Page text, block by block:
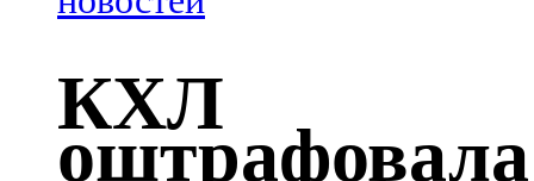
106,6 FM
Кадыбаш
105,2 FM
КХЛ
оштрафовала